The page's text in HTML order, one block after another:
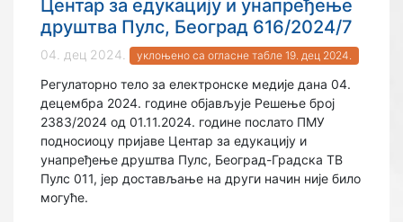
Центар за едукацију и унапређење
друштва Пулс, Београд 616/2024/7
04. дец 2024. уклоњено са огласне табле 19. дец 2024.
Регулаторно тело за електронске медије дана 04.
децембра 2024. године објављује Решење број
2383/2024 од 01.11.2024. године послато ПМУ
подносиоцу пријаве Центар за едукацију и
унапређење друштва Пулс, Београд-Градска ТВ
Пулс 011, јер достављање на други начин није било
могуће.